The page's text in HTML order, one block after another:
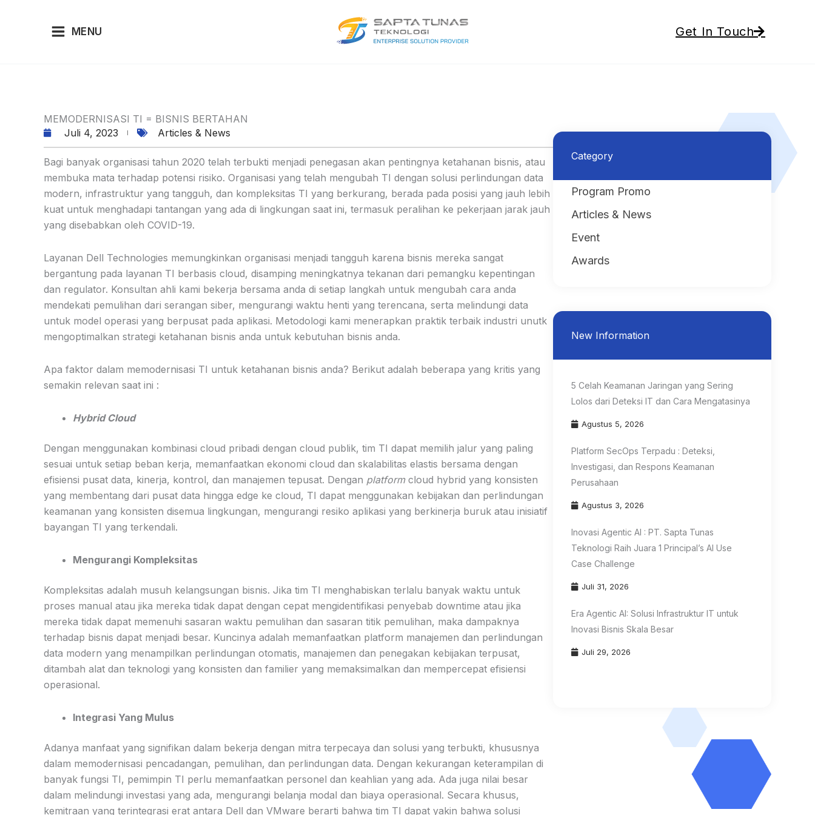
MENU Get In Touch
MEMODERNISASI TI = BISNIS BERTAHAN
Juli 4, 2023
Articles & News
Bagi banyak organisasi tahun 2020 telah terbukti menjadi penegasan akan pentingnya ketahanan bisnis, atau
membuka mata terhadap potensi risiko. Organisasi yang telah mengubah TI dengan solusi perlindungan data
modern, infrastruktur yang tangguh, dan kompleksitas TI yang berkurang, berada pada posisi yang jauh lebih
kuat untuk menghadapi tantangan yang ada di lingkungan saat ini, termasuk peralihan ke pekerjaan jarak jauh
yang disebabkan oleh COVID-19.
Layanan Dell Technologies memungkinkan organisasi menjadi tangguh karena bisnis mereka sangat
bergantung pada layanan TI berbasis cloud, disamping meningkatnya tekanan dari pemangku kepentingan
dan regulator. Konsultan ahli kami bekerja bersama anda di setiap langkah untuk mengubah cara anda
mendekati pemulihan dari serangan siber, mengurangi waktu henti yang terencana, serta melindungi data
untuk model operasi yang berpusat pada aplikasi. Metodologi kami menerapkan praktik terbaik industri unutk
mengoptimalkan strategi ketahanan bisnis anda untuk kebutuhan bisnis anda.
Apa faktor dalam memodernisasi TI untuk ketahanan bisnis anda? Berikut adalah beberapa yang kritis yang
semakin relevan saat ini :
Hybrid Cloud
Dengan menggunakan kombinasi cloud pribadi dengan cloud publik, tim TI dapat memilih jalur yang paling
sesuai untuk setiap beban kerja, memanfaatkan ekonomi cloud dan skalabilitas elastis bersama dengan
efisiensi pusat data, kinerja, kontrol, dan manajemen tepusat. Dengan platformcloud hybrid yang konsisten
yang membentang dari pusat data hingga edge ke cloud, TI dapat menggunakan kebijakan dan perlindungan
keamanan yang konsisten disemua lingkungan, mengurangi resiko aplikasi yang berkinerja buruk atau inisiatif
bayangan TI yang terkendali.
Mengurangi Kompleksitas
Kompleksitas adalah musuh kelangsungan bisnis. Jika tim TI menghabiskan terlalu banyak waktu untuk
proses manual atau jika mereka tidak dapat dengan cepat mengidentifikasi penyebab downtime atau jika
mereka tidak dapat memenuhi sasaran waktu pemulihan dan sasaran titik pemulihan, maka dampaknya
terhadap bisnis dapat menjadi besar. Kuncinya adalah memanfaatkan platform manajemen dan perlindungan
data modern yang menampilkan perlindungan otomatis, manajemen dan penegakan kebijakan terpusat,
ditambah alat dan teknologi yang konsisten dan familier yang memaksimalkan dan mempercepat efisiensi
operasional.
Integrasi Yang Mulus
Adanya manfaat yang signifikan dalam bekerja dengan mitra terpecaya dan solusi yang terbukti, khususnya
dalam memodernisasi pencadangan, pemulihan, dan perlindungan data. Dengan kekurangan keterampilan di
banyak fungsi TI, pemimpin TI perlu memanfaatkan personel dan keahlian yang ada. Ada juga nilai besar
dalam melindungi investasi yang ada, mengurangi belanja modal dan biaya operasional. Secara khusus,
kemitraan yang terintegrasi erat antara Dell dan VMware berarti bahwa tim TI dapat yakin bahwa solusi
Category
Program Promo
Articles & News
Event
Awards
New Information
5 Celah Keamanan Jaringan yang Sering
Lolos dari Deteksi IT dan Cara Mengatasinya
Agustus 5, 2026
Platform SecOps Terpadu : Deteksi,
Investigasi, dan Respons Keamanan
Perusahaan
Agustus 3, 2026
Inovasi Agentic AI : PT. Sapta Tunas
Teknologi Raih Juara 1 Principal’s AI Use
Case Challenge
Juli 31, 2026
Era Agentic AI: Solusi Infrastruktur IT untuk
Inovasi Bisnis Skala Besar
Juli 29, 2026